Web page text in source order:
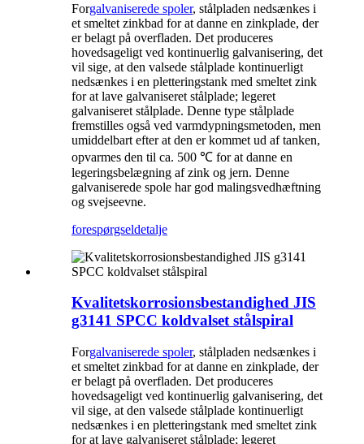
Forgalvaniserede spoler, stålpladen nedsænkes i
et smeltet zinkbad for at danne en zinkplade, der
er belagt på overfladen. Det produceres
hovedsageligt ved kontinuerlig galvanisering, det
vil sige, at den valsede stålplade kontinuerligt
nedsænkes i en pletteringstank med smeltet zink
for at lave galvaniseret stålplade; legeret
galvaniseret stålplade. Denne type stålplade
fremstilles også ved varmdypningsmetoden, men
umiddelbart efter at den er kommet ud af tanken,
opvarmes den til ca. 500 ℃ for at danne en
legeringsbelægning af zink og jern. Denne
galvaniserede spole har god malingsvedhæftning
og svejseevne.
forespørgseldetalje
Kvalitetskorrosionsbestandighed JIS
g3141 SPCC koldvalset stålspiral
Forgalvaniserede spoler, stålpladen nedsænkes i
et smeltet zinkbad for at danne en zinkplade, der
er belagt på overfladen. Det produceres
hovedsageligt ved kontinuerlig galvanisering, det
vil sige, at den valsede stålplade kontinuerligt
nedsænkes i en pletteringstank med smeltet zink
for at lave galvaniseret stålplade; legeret